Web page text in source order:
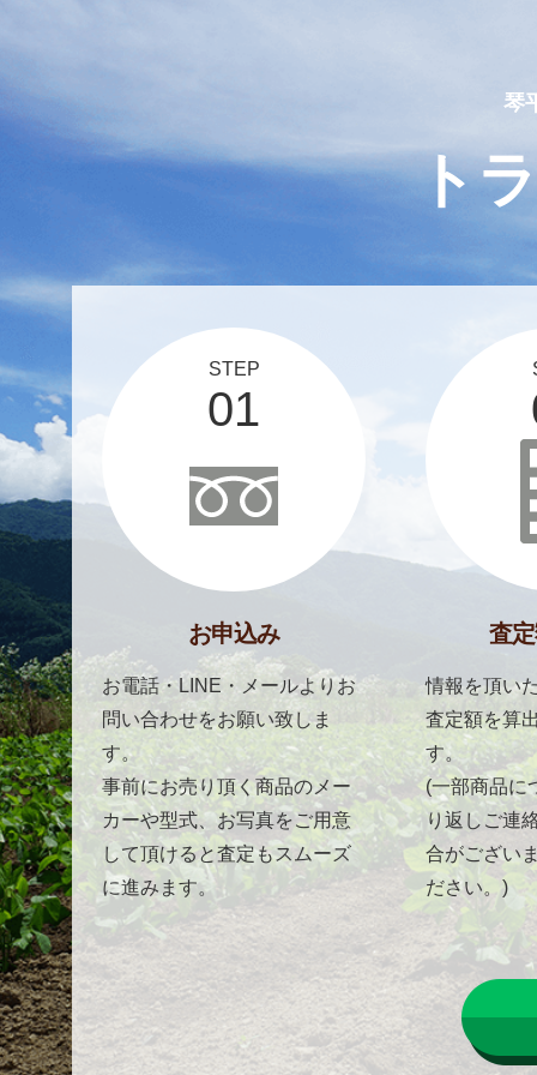
琴
ト
STEP
01
お申込み
お電話・LINE・メールよりお
問い合わせをお願い致しま
す。
事前にお売り頂く商品のメー
カーや型式、お写真をご用意
して頂けると査定もスムーズ
に進みます。
査
情報を頂い
査定額を算
す。
(一部商品に
り返しご連
合がござい
ださい。)